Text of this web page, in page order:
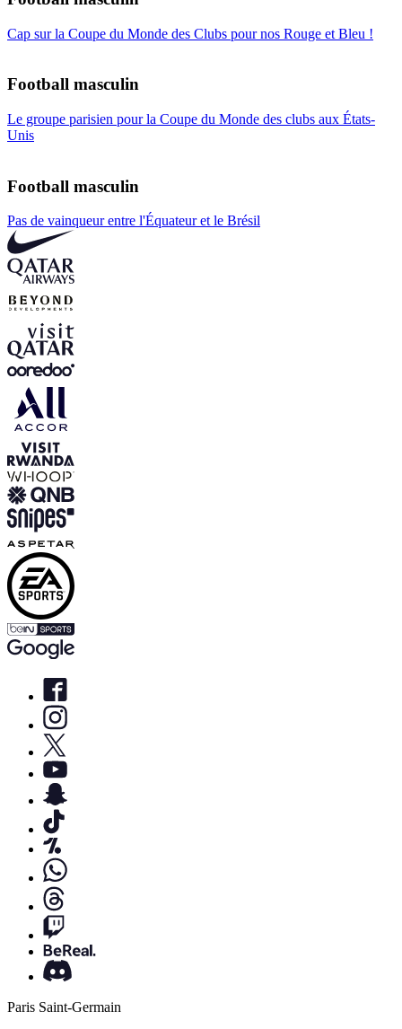
Cap sur la Coupe du Monde des Clubs pour nos Rouge et Bleu !
Football masculin
Le groupe parisien pour la Coupe du Monde des clubs aux États-
Unis
Football masculin
Pas de vainqueur entre l'Équateur et le Brésil
Paris Saint-Germain